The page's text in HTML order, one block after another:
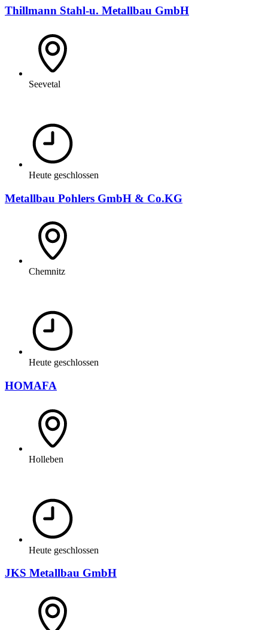
Thillmann Stahl-u. Metallbau GmbH
Seevetal
Heute geschlossen
Metallbau Pohlers GmbH & Co.KG
Chemnitz
Heute geschlossen
HOMAFA
Holleben
Heute geschlossen
JKS Metallbau GmbH